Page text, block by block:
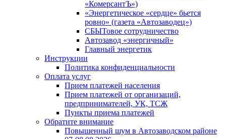
«КомерсантЪ»)
«Энергетическое «сердце» бьется
ровно» (газета «Автозаводец»)
СБЫТовое сотрудничество
Автозавод «энергичный»
Главный энергетик
Инструкции
Политика конфиденциальности
Оплата услуг
Прием платежей населения
Прием платежей от организаций,
предпринимателей, УК, ТСЖ
Пункты приема платежей
Обратите внимание
Повышенный шум в Автозаводском районе